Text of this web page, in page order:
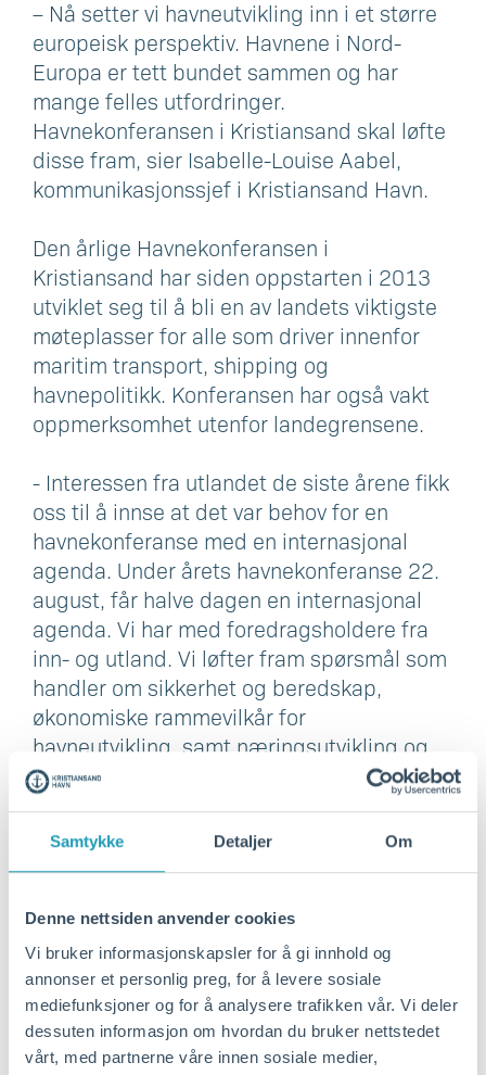
Samtykke Detaljer Om
Denne nettsiden anvender cookies
Vi bruker informasjonskapsler for å gi innhold og
annonser et personlig preg, for å levere sosiale
mediefunksjoner og for å analysere trafikken vår. Vi deler
dessuten informasjon om hvordan du bruker nettstedet
vårt, med partnerne våre innen sosiale medier,
– Nå setter vi havneutvikling inn i et større
europeisk perspektiv. Havnene i Nord-
Europa er tett bundet sammen og har
mange felles utfordringer.
Havnekonferansen i Kristiansand skal løfte
disse fram, sier Isabelle-Louise Aabel,
kommunikasjonssjef i Kristiansand Havn.
Den årlige Havnekonferansen i
Kristiansand har siden oppstarten i 2013
utviklet seg til å bli en av landets viktigste
møteplasser for alle som driver innenfor
maritim transport, shipping og
havnepolitikk. Konferansen har også vakt
oppmerksomhet utenfor landegrensene.
- Interessen fra utlandet de siste årene fikk
oss til å innse at det var behov for en
havnekonferanse med en internasjonal
agenda. Under årets havnekonferanse 22.
august, får halve dagen en internasjonal
agenda. Vi har med foredragsholdere fra
inn- og utland. Vi løfter fram spørsmål som
handler om sikkerhet og beredskap,
økonomiske rammevilkår for
havneutvikling, samt næringsutvikling og
innovasjon, sier Louise Aabel.
Målet i år er å trekke minst 350 deltakere
Europas viktigste havnekonferanse.
- Vi har tatt en ledig posisjon og den skal vi
forsvare godt. Vi setter havneutvikling inn i
et bredere samfunnsperspektiv og blir
relevant for et større internasjonalt